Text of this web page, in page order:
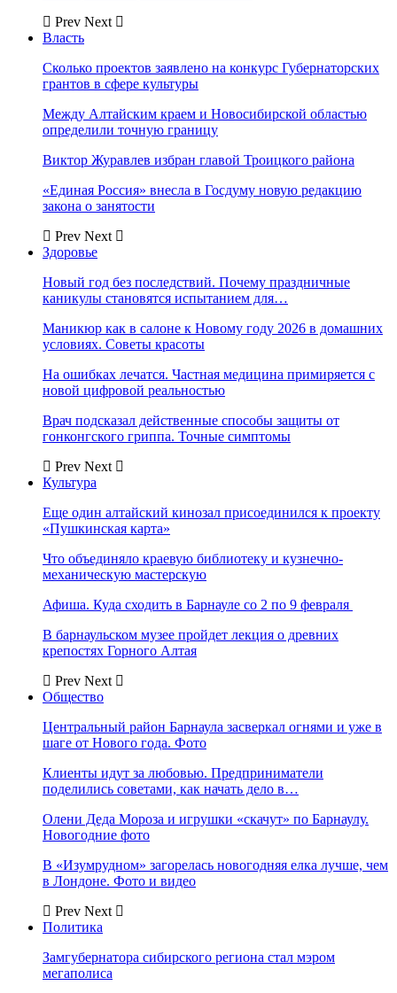
Prev Next
Власть
Сколько проектов заявлено на конкурс Губернаторских
грантов в сфере культуры
Между Алтайским краем и Новосибирской областью
определили точную границу
Виктор Журавлев избран главой Троицкого района
«Единая Россия» внесла в Госдуму новую редакцию
закона о занятости
Prev Next
Здоровье
Новый год без последствий. Почему праздничные
каникулы становятся испытанием для…
Маникюр как в салоне к Новому году 2026 в домашних
условиях. Советы красоты
На ошибках лечатся. Частная медицина примиряется с
новой цифровой реальностью
Врач подсказал действенные способы защиты от
гонконгского гриппа. Точные симптомы
Prev Next
Культура
Еще один алтайский кинозал присоединился к проекту
«Пушкинская карта»
Что объединяло краевую библиотеку и кузнечно-
механическую мастерскую
Афиша. Куда сходить в Барнауле со 2 по 9 февраля
В барнаульском музее пройдет лекция о древних
крепостях Горного Алтая
Prev Next
Общество
Центральный район Барнаула засверкал огнями и уже в
шаге от Нового года. Фото
Клиенты идут за любовью. Предприниматели
поделились советами, как начать дело в…
Олени Деда Мороза и игрушки «скачут» по Барнаулу.
Новогодние фото
В «Изумрудном» загорелась новогодняя елка лучше, чем
в Лондоне. Фото и видео
Prev Next
Политика
Замгубернатора сибирского региона стал мэром
мегаполиса